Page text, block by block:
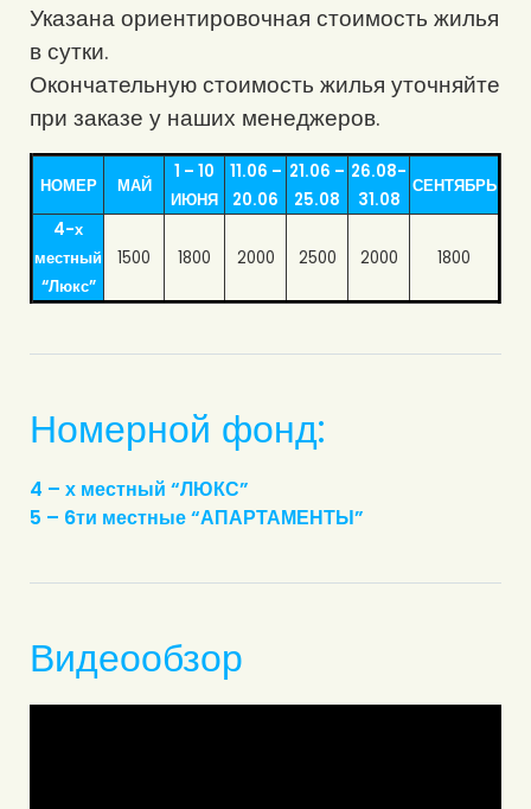
Указана ориентировочная стоимость жилья
в сутки.
Окончательную стоимость жилья уточняйте
при заказе у наших менеджеров.
НОМЕР МАЙ
1 – 10
ИЮНЯ
11.06 –
20.06
21.06 –
25.08
26.08-
31.08
СЕНТЯБРЬ
4-х
местный
“Люкс”
1500 1800 2000 2500 2000 1800
Номерной фонд:
4 – х местный “ЛЮКС”
5 – 6ти местные “АПАРТАМЕНТЫ”
Видеообзор